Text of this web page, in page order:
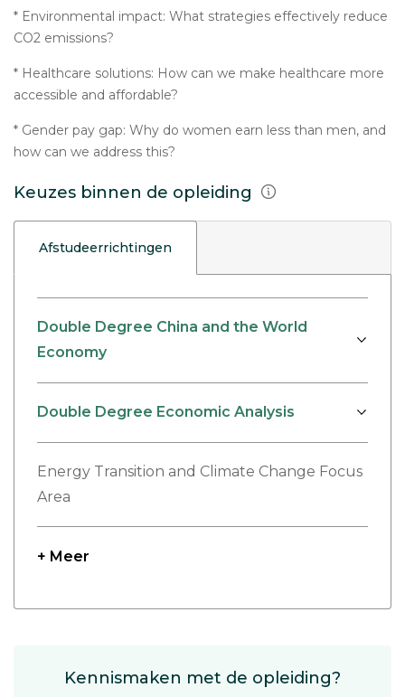
* Environmental impact: What strategies effectively reduce
CO2 emissions?
* Healthcare solutions: How can we make healthcare more
accessible and affordable?
* Gender pay gap: Why do women earn less than men, and
how can we address this?
Keuzes binnen de opleiding
Afstudeerrichtingen
Double Degree China and the World
Economy
Double Degree Economic Analysis
Energy Transition and Climate Change Focus
Area
+ Meer
Kennismaken met de opleiding?